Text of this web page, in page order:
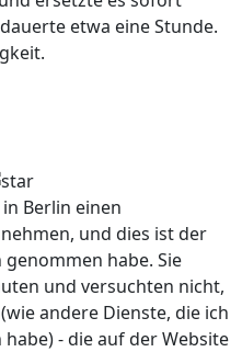
etwa eine Stunde.
Berlin einen
und dies ist der
habe. Sie
und versuchten nicht,
andere Dienste, die ich
- die auf der Website